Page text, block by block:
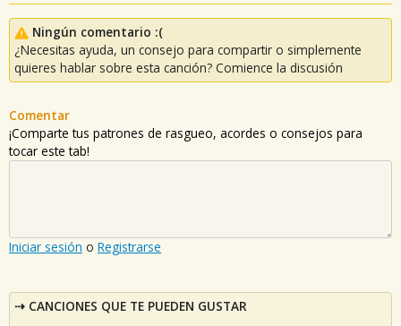
Ningún comentario :(
¿Necesitas ayuda, un consejo para compartir o simplemente
quieres hablar sobre esta canción? Comience la discusión
Comentar
¡Comparte tus patrones de rasgueo, acordes o consejos para
tocar este tab!
Iniciar sesión o Registrarse
CANCIONES QUE TE PUEDEN GUSTAR